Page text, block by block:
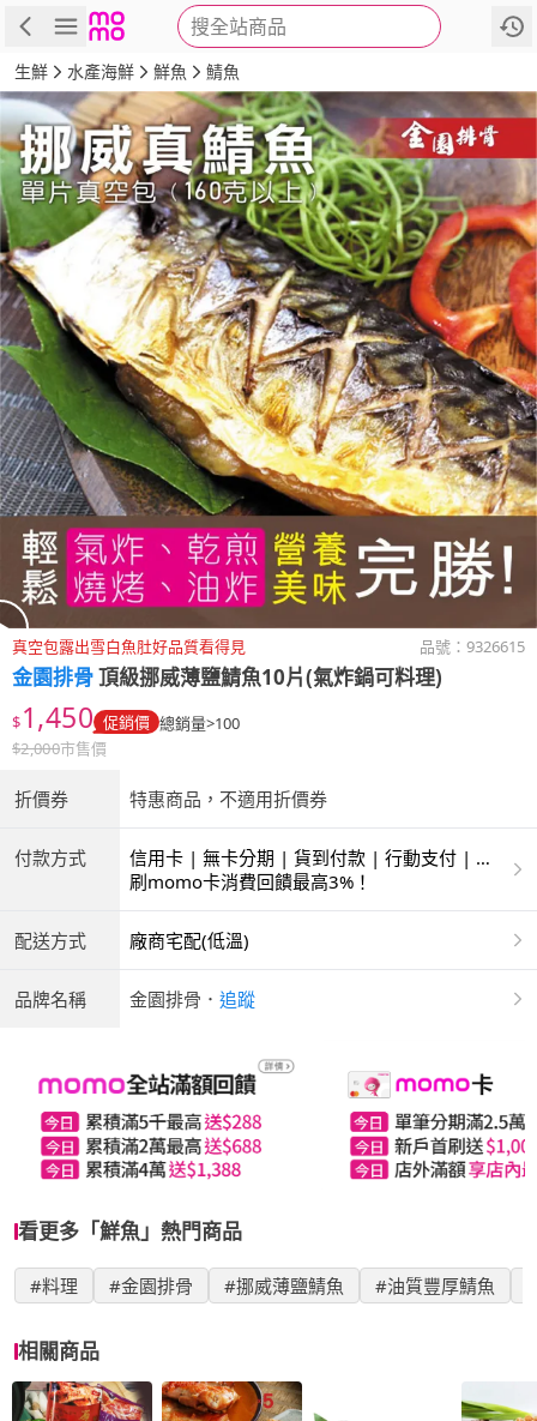
搜全站商品
商品 評價 詳情
生鮮 水產海鮮 鮮魚 鯖魚
真空包露出雪白魚肚好品質看得見 品號： 9326615
金園排骨頂級挪威薄鹽鯖魚10片(氣炸鍋可料理)
$1,450 促銷價 總銷量>100
$2,000市售價
折價券 特惠商品，不適用折價券
付款方式
信用卡 | 無卡分期 | 貨到付款 | 行動支付 | 超
商付款 | ATM | 銀聯卡
刷momo卡消費回饋最高3%！
配送方式 廠商宅配(低溫)
品牌名稱 金園排骨 ． 追蹤
看更多「鮮魚」熱門商品
#料理 #金園排骨 #挪威薄鹽鯖魚 #油質豐厚鯖魚
相關商品